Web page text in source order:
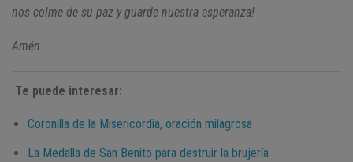
nos colme de su paz y guarde nuestra esperanza!
Amén.
Te puede interesar:
Coronilla de la Misericordia, oración milagrosa
La Medalla de San Benito para destruir la brujería